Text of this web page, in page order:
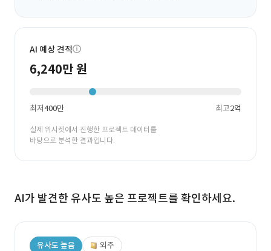
AI 예상 견적
6,240만 원
최저400만 최고2억
실제 위시켓에서 진행한 프로젝트 데이터를
바탕으로 분석한 결과입니다.
AI가 발견한 유사도 높은 프로젝트를 확인하세요.
유사도 높음 외주